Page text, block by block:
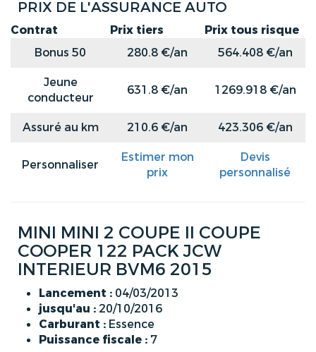
PRIX DE L'ASSURANCE AUTO
Contrat Prix tiers
Prix tous risque
Bonus 50
280.8 €/an
564.408 €/an
Jeune
conducteur
631.8 €/an 1269.918 €/an
Assuré au km 210.6 €/an 423.306 €/an
Personnaliser
Estimer mon
prix
Devis
personnalisé
MINI MINI 2 COUPE II COUPE
COOPER 122 PACK JCW
INTERIEUR BVM6 2015
Lancement : 04/03/2013
jusqu'au : 20/10/2016
Carburant : Essence
Puissance fiscale : 7